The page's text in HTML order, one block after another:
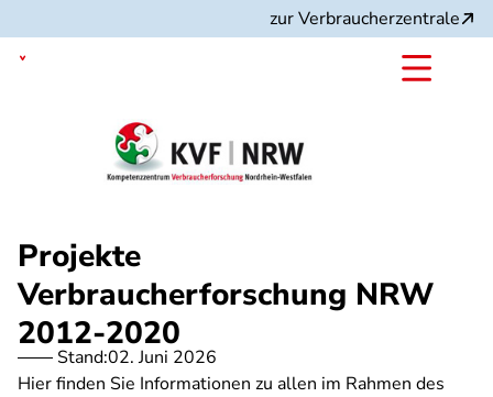
zum
Inhalt
zur Verbraucherzentrale
Projekte
Verbraucherforschung NRW
2012-2020
Stand:02. Juni 2026
Hier finden Sie Informationen zu allen im Rahmen des